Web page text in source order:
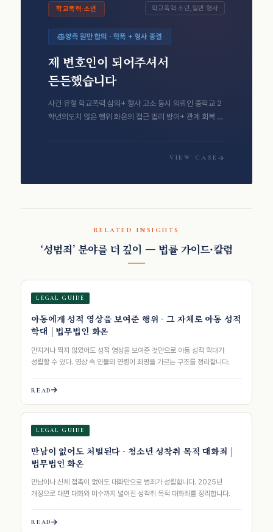
학교폭력·소년 학교폭력·소년,일반 형사
양측 원만 합의 · 학폭 + 형사 종결
제 변호인이 되어주셔서
든든했습니다
사건 유형 학교폭력 심의+ 형사 고소 동시 의뢰인 중학교 2
학년의도치 않은 행위 화온의 접근 법리 방어+ 관계 회복 중
VIEW CASE
RELATED INSIGHTS
‘성범죄’ 분야를 더 깊이 — 법률 가이드·칼럼
LEGAL GUIDE
아동에게 성적 영상을 보여준 행위 - 그 자체로 아동 성적
학대 | 법무법인 화온
만지거나 찍지 않았어도 성적 영상을 보여준 것만으로 아동 성적 학대가
성립할 수 있다. 영상 속 인물의 연령이 죄명을 가르는 구조를 정리합니다.
READ
LEGAL GUIDE
만남이 없어도 처벌된다 - 청소년 성착취 목적 대화죄 |
법무법인 화온
만남이나 신체 접촉이 없어도 대화만으로 범죄가 성립합니다. 2025년
개정으로 대면 대화와 미수까지 넓어진 성착취 목적 대화죄를 정리합니다.
READ